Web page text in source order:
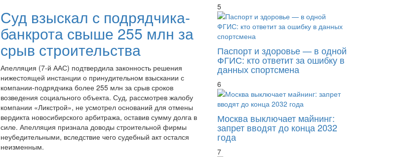
Суд взыскал с подрядчика-
банкрота свыше 255 млн за
срыв строительства
Апелляция (7-й ААС) подтвердила законность решения
нижестоящей инстанции о принудительном взыскании с
компании-подрядчика более 255 млн за срыв сроков
возведения социального объекта. Суд, рассмотрев жалобу
компании «Ликстрой», не усмотрел оснований для отмены
вердикта новосибирского арбитража, оставив сумму долга в
силе. Апелляция признала доводы строительной фирмы
неубедительными, вследствие чего судебный акт остался
неизменным.
5
Паспорт и здоровье — в одной
ФГИС: кто ответит за ошибку в
данных спортсмена
6
Москва выключает майнинг:
запрет вводят до конца 2032
года
7